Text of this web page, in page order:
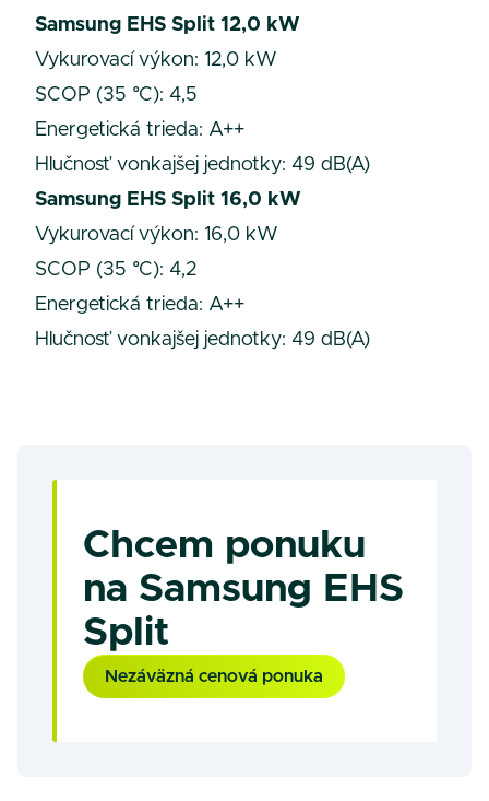
Samsung EHS Split 12,0 kW
Vykurovací výkon: 12,0 kW
SCOP (35 °C): 4,5
Energetická trieda: A++
Hlučnosť vonkajšej jednotky: 49 dB(A)
Samsung EHS Split 16,0 kW
Vykurovací výkon: 16,0 kW
SCOP (35 °C): 4,2
Energetická trieda: A++
Hlučnosť vonkajšej jednotky: 49 dB(A)
Chcem ponuku
na Samsung EHS
Split
Nezáväzná cenová ponuka